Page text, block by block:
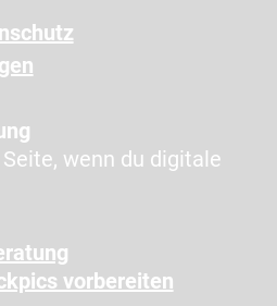
wenn du digitale
vorbereiten